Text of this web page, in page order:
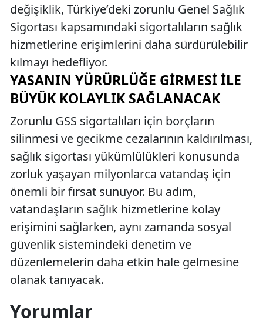
değişiklik, Türkiye’deki zorunlu Genel Sağlık
Sigortası kapsamındaki sigortalıların sağlık
hizmetlerine erişimlerini daha sürdürülebilir
kılmayı hedefliyor.
YASANIN YÜRÜRLÜĞE GIRMESI ILE
BÜYÜK KOLAYLIK SAĞLANACAK
Zorunlu GSS sigortalıları için borçların
silinmesi ve gecikme cezalarının kaldırılması,
sağlık sigortası yükümlülükleri konusunda
zorluk yaşayan milyonlarca vatandaş için
önemli bir fırsat sunuyor. Bu adım,
vatandaşların sağlık hizmetlerine kolay
erişimini sağlarken, aynı zamanda sosyal
güvenlik sistemindeki denetim ve
düzenlemelerin daha etkin hale gelmesine
olanak tanıyacak.
Yorumlar